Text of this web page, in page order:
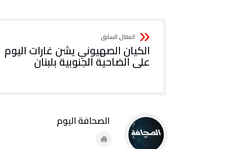
الكيان الصهيوني يشن غارات اليوم
على الضاحية الجنوبية بلبنان